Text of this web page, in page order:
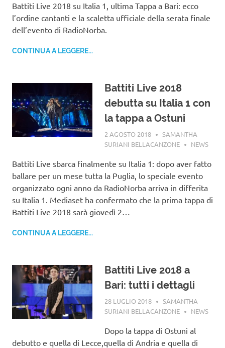
Battiti Live 2018 su Italia 1, ultima Tappa a Bari: ecco
l’ordine cantanti e la scaletta ufficiale della serata finale
dell’evento di RadioNorba.
CONTINUA A LEGGERE...
Battiti Live 2018
debutta su Italia 1 con
la tappa a Ostuni
2 AGOSTO 2018
SAMANTHA
SURIANI BELLACANZONE
NEWS
Battiti Live sbarca finalmente su Italia 1: dopo aver fatto
ballare per un mese tutta la Puglia, lo speciale evento
organizzato ogni anno da RadioNorba arriva in differita
su Italia 1. Mediaset ha confermato che la prima tappa di
Battiti Live 2018 sarà giovedì 2…
CONTINUA A LEGGERE...
Battiti Live 2018 a
Bari: tutti i dettagli
28 LUGLIO 2018
SAMANTHA
SURIANI BELLACANZONE
NEWS
Dopo la tappa di Ostuni al
debutto e quella di Lecce,quella di Andria e quella di